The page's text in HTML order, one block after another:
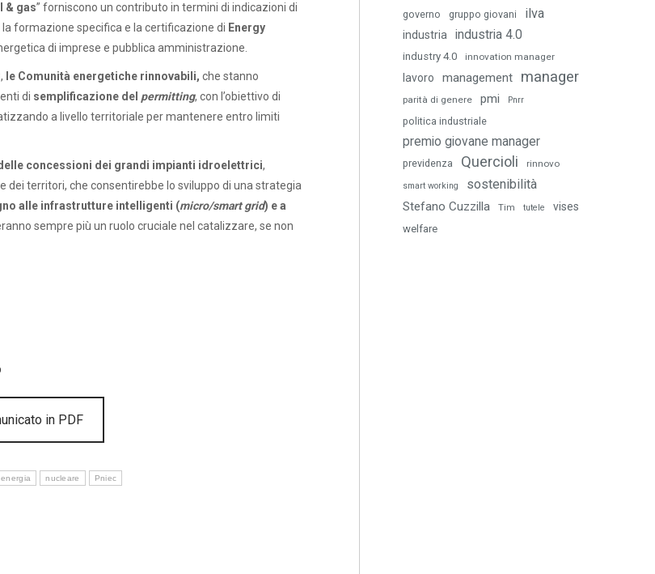
& gas” forniscono un contributo in termini di indicazioni di
formazione specifica e la certificazione di Energy
di imprese e pubblica amministrazione.
, le Comunità energetiche rinnovabili, che stanno
di semplificazione del permitting, con l’obiettivo di
a livello territoriale per mantenere entro limiti
concessioni dei grandi impianti idroelettrici,
territori, che consentirebbe lo sviluppo di una strategia
alle infrastrutture intelligenti (micro/smart grid) e a
sempre più un ruolo cruciale nel catalizzare, se non
in PDF
energia nucleare Pniec
governo gruppo giovani ilva
industria industria 4.0
industry 4.0 innovation manager
lavoro management manager
parità di genere pmi Pnrr
politica industriale
premio giovane manager
previdenza Quercioli rinnovo
smart working sostenibilità
Stefano Cuzzilla Tim tutele vises
welfare